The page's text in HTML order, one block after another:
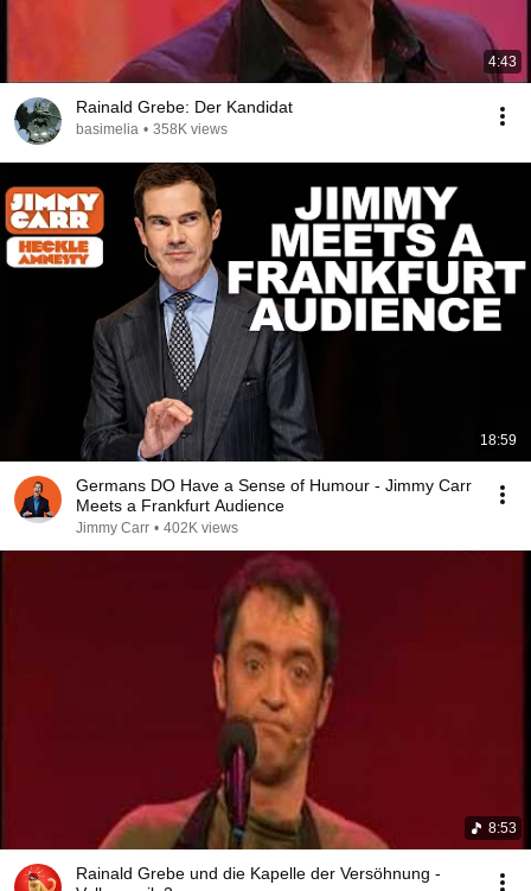
4:43
Rainald Grebe: Der Kandidat
basimelia • 358K views
18:59
Germans DO Have a Sense of Humour - Jimmy Carr
Meets a Frankfurt Audience
Jimmy Carr • 402K views
8:53
Rainald Grebe und die Kapelle der Versöhnung -